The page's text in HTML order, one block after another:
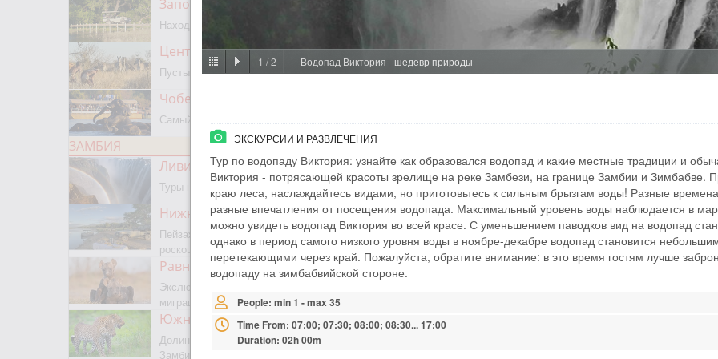
Заповедник Мореми
Находится на границе с Окаванго
Центральный Калахари
Пустыня, сафари, бушмены
Чобе парк
Самый известный парк Ботсваны
ЗАМБИЯ
Ливингстон
Туры на водопад Виктория
Нижняя Замбези
Пейзажное сафари, каноэ,
роскошная рыбалка
Равнины Люва
Экслюзивный парк с сезонной
миграцией животных и птиц
Южная Луангва
Долина Лепардов, главный парк
Замбии
People: min
Age: from 14
ДАМБВА
Ничто не
Дамбва. Вы
традиционные
ткани и даже
на ваш выбор.
историческими
Time From:
Duration: 02h
People: min 2
1 /2 Водопад Виктория - шедевр природы
ЭКСКУРСИИ И РАЗВЛЕЧЕНИЯ
Тур по водопаду Виктория: узнайте как образовался водопад и какие местные традиции и
Виктория - потрясающей красоты зрелище на реке Замбези, на границе Замбии и Зимбабве.
краю леса, наслаждайтесь видами, но приготовьтесь к сильным брызгам воды! Разные
разные впечатления от посещения водопада. Максимальный уровень воды наблюдается в
можно увидеть водопад Виктория во всей красе. С уменьшением паводков вид на водопад
однако в период самого низкого уровня воды в ноябре-декабре водопад становится
перетекающими через край. Пожалуйста, обратите внимание: в это время гостям лучше
водопаду на зимбабвийской стороне.
People: min 1 - max 35
Time From: 07:00; 07:30; 08:00; 08:30... 17:00
Duration: 02h 00m